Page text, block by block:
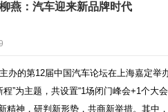
柳燕：汽车迎来新品牌时代
办的第12届中国汽车论坛在上海嘉定举
”为主题，共设置“1场闭门峰会+1个大
神，研判新形势，共商新举措。其中